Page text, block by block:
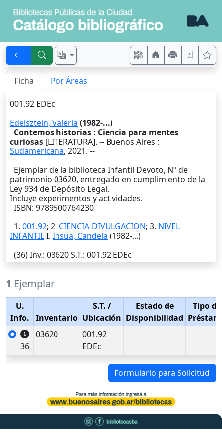
Ficha Por Áreas
001.92 EDEc
Edelsztein, Valeria (1982-...)
Contemos historias : Ciencia para mentes
curiosas [LITERATURA]. -- Buenos Aires :
Sudamericana, 2021. --
Ejemplar de la biblioteca Infantil Devoto, Nº de
patrimonio 03620, entregado en cumplimiento de la
Ley 934 de Depósito Legal.
Incluye experimentos y actividades.
ISBN: 9789500764230
1. 001.92; 2. CIENCIA-DIVULGACION; 3. NIVEL
INFANTILI. Insua, Candela (1982-...)
(36)Inv.: 03620S.T.: 001.92 EDEc
1 Ejemplar
U.
Info.
Inventario
S.T. /
Ubicación
Estado de
Disponibilidad
Tipo de
36
03620
001.92
EDEc
Formulario para Solicitud